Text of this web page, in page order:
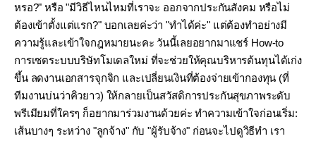
หรอ?" หรือ "มีวิธีไหนไหมที่เราจะ ออกจากประกันสังคม หรือไม่
ต้องเข้าตั้งแต่แรก?" บอกเลยค่ะว่า "ทำได้ค่ะ" แต่ต้องทำอย่างมี
ความรู้และเข้าใจกฎหมายนะคะ วันนี้เลยอยากมาแชร์ How-to
การเซตระบบบริษัทโมเดลใหม่ ที่จะช่วยให้คุณบริหารต้นทุนได้เก่ง
ขึ้น ลดงานเอกสารจุกจิก และเปลี่ยนเงินที่ต้องจ่ายเข้ากองทุน (ที่
ทีมงานบ่นว่าคิวยาว) ให้กลายเป็นสวัสดิการประกันสุขภาพระดับ
พรีเมียมที่ใครๆ ก็อยากมาร่วมงานด้วยค่ะ ทำความเข้าใจก่อนเริ่ม:
เส้นบางๆ ระหว่าง "ลูกจ้าง" กับ "ผู้รับจ้าง" ก่อนจะไปดูวิธีทำ เรา